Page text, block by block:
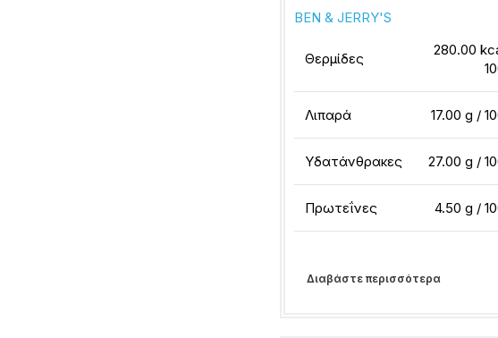
BEN & JERRY'S
Θερμίδες
280.00
Λιπαρά 17.00 g /
Υδατάνθρακες 27.00 g /
Πρωτεΐνες 4.50 g /
Διαβάστε περισσότερα